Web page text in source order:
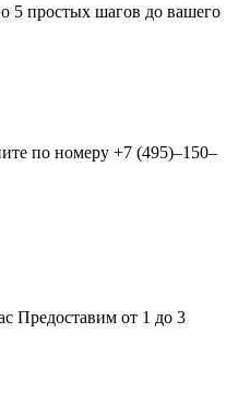
5 простых шагов до вашего
по номеру +7 (495)–150–
Предоставим от 1 до 3